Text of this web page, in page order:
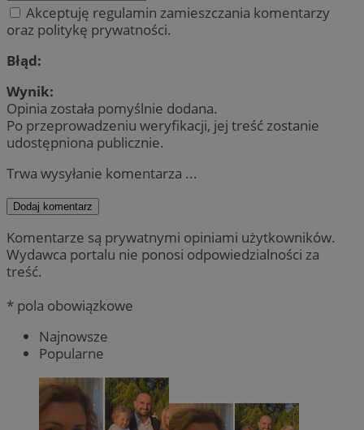
Akceptuję regulamin zamieszczania komentarzy
oraz politykę prywatności.
Błąd:
Wynik:
Opinia została pomyślnie dodana.
Po przeprowadzeniu weryfikacji, jej treść zostanie
udostępniona publicznie.
Trwa wysyłanie komentarza ...
Dodaj komentarz
Komentarze są prywatnymi opiniami użytkowników.
Wydawca portalu nie ponosi odpowiedzialności za
treść.
* pola obowiązkowe
Najnowsze
Popularne